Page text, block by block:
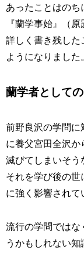
あったことはの
『蘭学事始』（
詳しく書き残した
ようになりました
蘭学者として
前野良沢の学問に
に養父宮田全沢か
滅びてしまいそう
それを学び後の世
に強く影響されて
流行の学問ではな
うかもしれない知